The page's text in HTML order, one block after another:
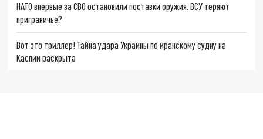
НАТО впервые за СВО остановили поставки оружия. ВСУ теряют
приграничье?
Вот это триллер! Тайна удара Украины по иранскому судну на
Каспии раскрыта